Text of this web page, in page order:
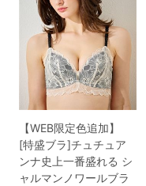
【WEB限定色追加】
[特盛ブラ]チュチュア
ンナ史上一番盛れる シ
ャルマンノワールブラ